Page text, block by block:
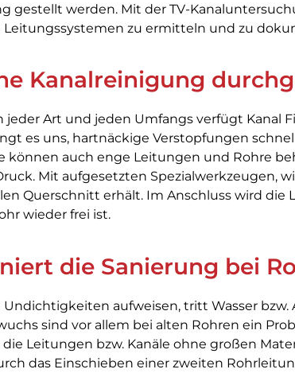
gestellt werden. Mit der TV-
Leitungssystemen zu ermitteln und zu
Kanalreinigung
jeder Art und jeden Umfangs verfügt
es uns, hartnäckige Verstopfungen
können auch enge Leitungen und Rohre
Mit aufgesetzten Spezialwerkzeugen,
Querschnitt erhält. Im Anschluss wird
wieder frei ist.
die Sanierung bei
aufweisen, tritt Wasser bzw.
sind vor allem bei alten Rohren ein
Leitungen bzw. Kanäle ohne großen
das Einschieben einer zweiten